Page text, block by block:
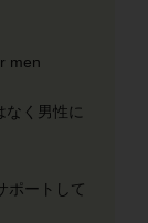
men
なく男性に
ポートして